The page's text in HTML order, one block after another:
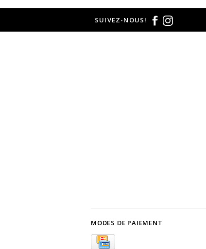
SUIVEZ-NOUS!
MODES DE PAIEMENT